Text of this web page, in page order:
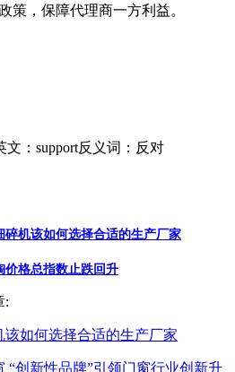
策，保障代理商一方利益。
：support反义词：反对
碎机该如何选择合适的生产厂家
价格总指数止跌回升
:
该如何选择合适的生产厂家
“创新性品牌”引领门窗行业创新升